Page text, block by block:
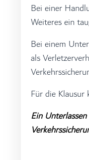
Bei einer
Weiteres ein
Bei einem
als
Für die Klausur
Ein